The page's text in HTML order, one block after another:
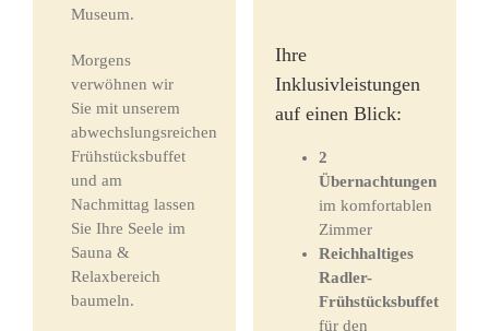
Museum.
Morgens
verwöhnen wir
Sie mit unserem
abwechslungsreichen
Frühstücksbuffet
und am
Nachmittag lassen
Sie Ihre Seele im
Sauna &
Relaxbereich
baumeln.
Ihre
Inklusivleistungen
auf einen Blick:
2
Übernachtungen
im komfortablen
Zimmer
Reichhaltiges
Radler-
Frühstücksbuffet
für den